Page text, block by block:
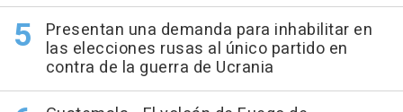
Presentan una demanda para inhabilitar en
las elecciones rusas al único partido en
contra de la guerra de Ucrania